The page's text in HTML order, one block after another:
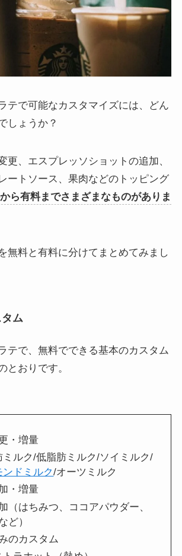
テで可能なカスタマイズには、どん
しょうか？
更、エスプレッソショットの追加、
ートソース、果肉などのトッピング
ら有料までさまざまなものがありま
無料と有料に分けてまとめてみまし
ム
テで、無料でできる基本のカスタム
とおりです。
・増量
ミルク/低脂肪ミルク/ソイミルク/
ンドミルク/オーツミルク
・増量
（はちみつ、ココアパウダー、
ど）
のカスタム